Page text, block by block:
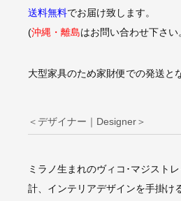
送料無料でお届け致します。
(沖縄・離島はお問い合わせ下さい
大型家具のため家財便での発送と
＜デザイナー｜Designer＞
ミラノ生まれのヴィコ･マジスト
計、インテリアデザインを手掛け